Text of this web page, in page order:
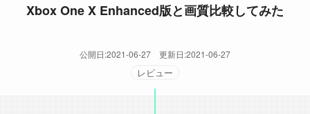
公開日:2021-06-27 更新日:2021-06-27
レビュー
Xbox One X Enhanced版と画質比較してみた